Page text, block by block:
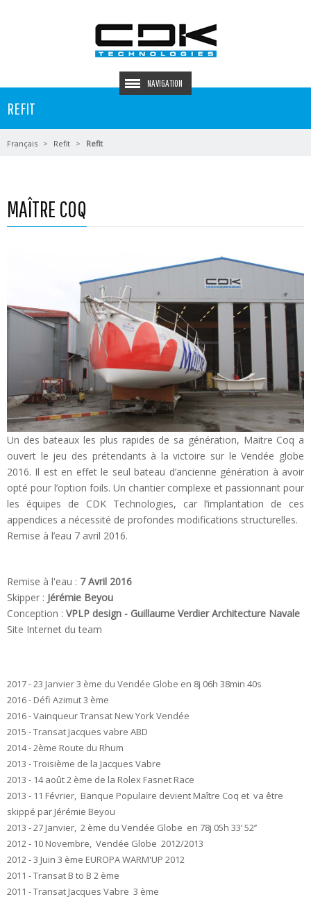
NAVIGATION
REFIT
Français Refit Refit
MAÎTRE COQ
Un des bateaux les plus rapides de sa génération, Maitre Coq a
ouvert le jeu des prétendants à la victoire sur le Vendée globe
2016. Il est en effet le seul bateau d’ancienne génération à avoir
opté pour l’option foils. Un chantier complexe et passionnant pour
les équipes de CDK Technologies, car l’implantation de ces
appendices a nécessité de profondes modifications structurelles.
Remise à l’eau 7 avril 2016.
Remise à l'eau : 7 Avril 2016
Skipper : Jérémie Beyou
Conception : VPLP design - Guillaume Verdier Architecture Navale
Site Internet du team
2017 - 23 Janvier 3 ème du Vendée Globe en 8j 06h 38min 40s
2016 - Défi Azimut 3 ème
2016 - Vainqueur Transat New York Vendée
2015 - Transat Jacques vabre ABD
2014 - 2ème Route du Rhum
2013 - Troisième de la Jacques Vabre
2013 - 14 août 2 ème de la Rolex Fasnet Race
2013 - 11 Février, Banque Populaire devient Maître Coq et va être
skippé par Jérémie Beyou
2013 - 27 Janvier, 2 ème du Vendée Globe en 78j 05h 33’ 52’’
2012 - 10 Novembre, Vendée Globe 2012/2013
2012 - 3 Juin 3 ème EUROPA WARM'UP 2012
2011 - Transat B to B 2 ème
2011 - Transat Jacques Vabre 3 ème